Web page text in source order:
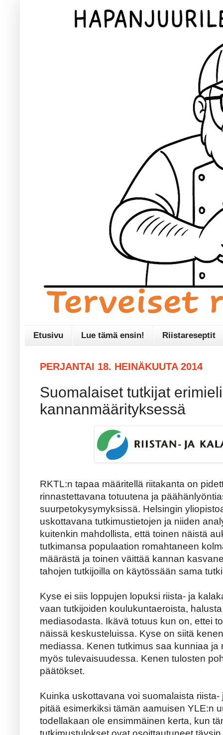
Etusivu Lue tämä ensin! Riistareseptit
PERJANTAI 18. HEINÄKUUTA 2014
Suomalaiset tutkijat
kannanmäärityksessä
RKTL:n tapaa määritellä riitakanta on
rinnastettavana totuutena ja
suurpetokysymyksissä. Helsingin
uskottavana tutkimustietojen ja niiden
kuitenkin mahdollista, että toinen näistä
tutkimansa populaation romahtaneen
määrästä ja toinen väittää kannan
tahojen tutkijoilla on käytössään sama
Kyse ei siis loppujen lopuksi riista- ja
vaan tutkijoiden koulukuntaeroista,
mediasodasta. Ikävä totuus kun on, ettei
näissä keskusteluissa. Kyse on siitä
mediassa. Kenen tutkimus saa kunniaa
myös tulevaisuudessa. Kenen tulosten
päätökset.
Kuinka uskottavana voi suomalaista
pitää esimerkiksi tämän aamuisen YLE:n
todellakaan ole ensimmäinen kerta, kun